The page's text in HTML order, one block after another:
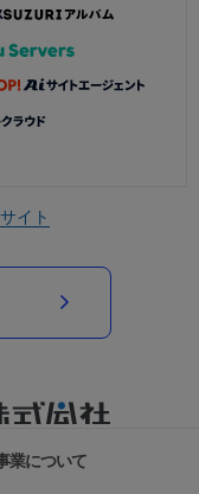
イト
業について